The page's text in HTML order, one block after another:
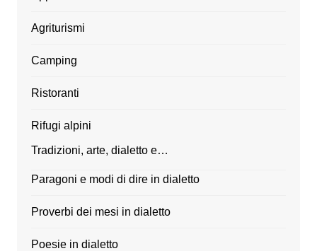
Agriturismi
Camping
Ristoranti
Rifugi alpini
Tradizioni, arte, dialetto e…
Paragoni e modi di dire in dialetto
Proverbi dei mesi in dialetto
Poesie in dialetto